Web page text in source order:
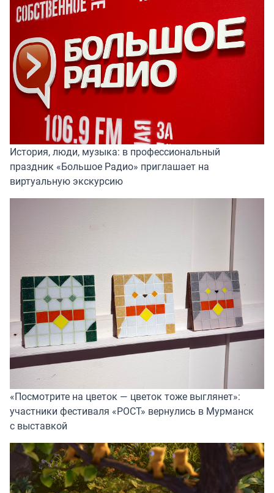
История, люди, музыка: в профессиональный
праздник «Большое Радио» приглашает на
виртуальную экскурсию
«Посмотрите на цветок — цветок тоже выглянет»:
участники фестиваля «РОСТ» вернулись в Мурманск
с выставкой